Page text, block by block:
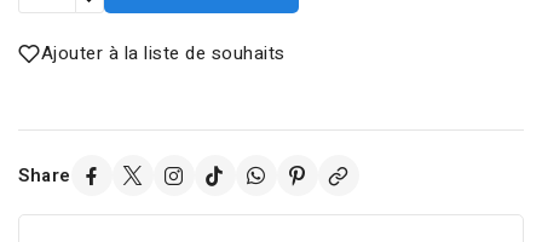
Ajouter à la liste de souhaits
Share